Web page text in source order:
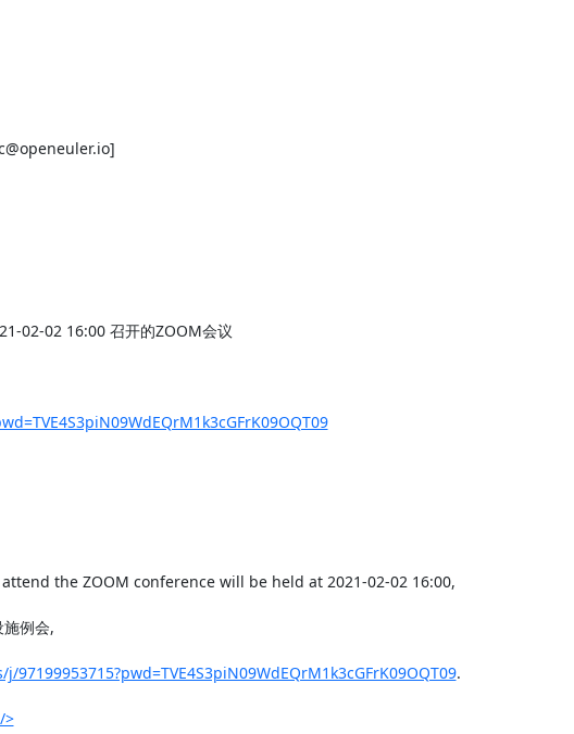
02-02 16:00 召开的ZOOM会议
the ZOOM conference will be held at 2021-02-02 16:00,
例会,
97199953715?pwd=TVE4S3piN09WdEQrM1k3cGFrK09OQT09.
>